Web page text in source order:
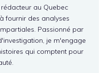
rédacteur au Quebec
fournir des analyses
Passionné par
je m'engage
qui comptent pour